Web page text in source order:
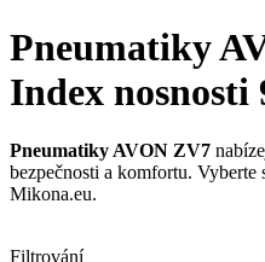
Pneumatiky
Index nosnosti
Pneumatiky AVON ZV7
bezpečnosti a komfortu.
Mikona.eu.
Filtrování